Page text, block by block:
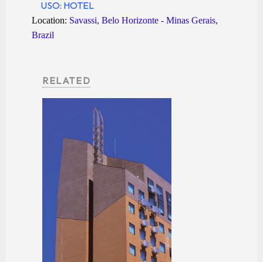
USO: HOTEL
Location: Savassi, Belo Horizonte - Minas Gerais,
Brazil
RELATED